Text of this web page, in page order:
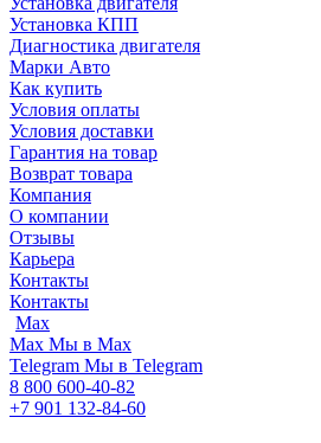
Установка КПП
Диагностика двигателя
Марки Авто
Как купить
Условия оплаты
Условия доставки
Гарантия на товар
Возврат товара
Компания
О компании
Отзывы
Карьера
Контакты
Контакты
Max
Max Мы в Max
Telegram Мы в Telegram
8 800 600-40-82
+7 901 132-84-60